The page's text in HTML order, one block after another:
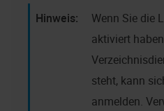
Wenn Sie die
aktiviert
steht, kann
anmelden.